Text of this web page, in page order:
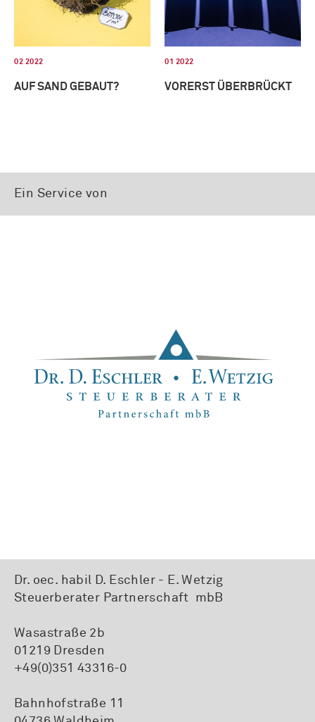
02 2022
AUF SAND GEBAUT?
01 2022
VORERST ÜBERBRÜCKT
Ein Service von
Dr. oec. habil D. Eschler - E. Wetzig
Steuerberater Partnerschaft mbB
Wasastraße 2b
01219 Dresden
+49(0)351 43316-0
Bahnhofstraße 11